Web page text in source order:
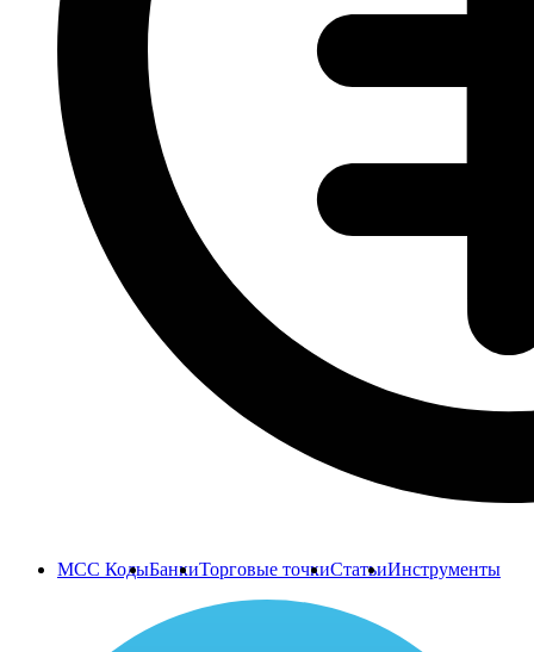
MCC КодыБанкиТорговые точкиСтатьиИнструменты